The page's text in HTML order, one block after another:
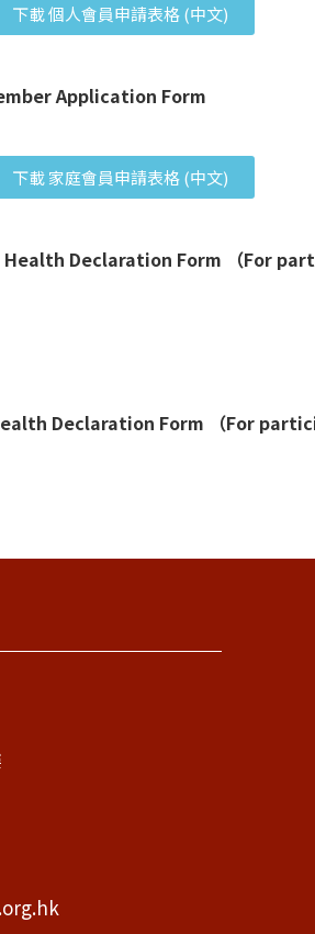
下載 個人會員申請表格 (中文)
Application Form
下載 家庭會員申請表格 (中文)
Health Declaration Form （For
Declaration Form （For